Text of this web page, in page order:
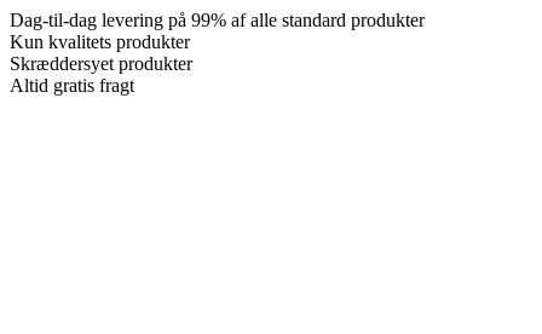
Dag-til-dag levering på 99% af alle standard produkter
Kun kvalitets produkter
Skræddersyet produkter
Altid gratis fragt